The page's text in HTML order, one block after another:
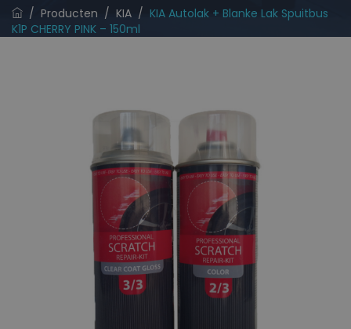
/ Producten / KIA / KIA Autolak + Blanke Lak Spuitbus
K1P CHERRY PINK – 150ml